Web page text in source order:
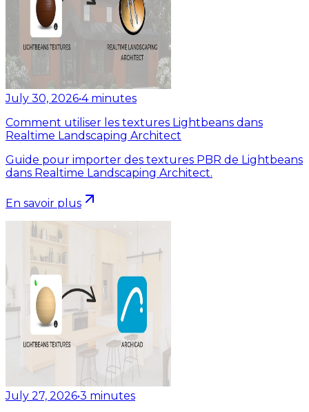
July 30, 2026•4 minutes
Comment utiliser les textures Lightbeans dans
Realtime Landscaping Architect
Guide pour importer des textures PBR de Lightbeans
dans Realtime Landscaping Architect.
En savoir plus
July 27, 2026•3 minutes